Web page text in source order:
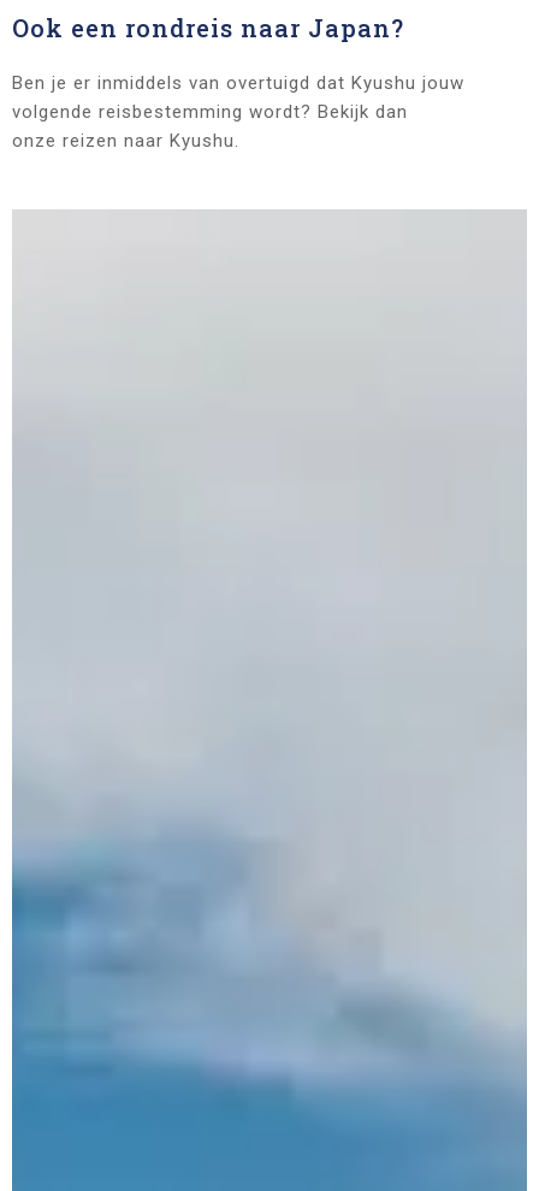
Ook een rondreis naar Japan?
Ben je er inmiddels van overtuigd dat Kyushu jouw
volgende reisbestemming wordt? Bekijk dan
onze reizen naar Kyushu.